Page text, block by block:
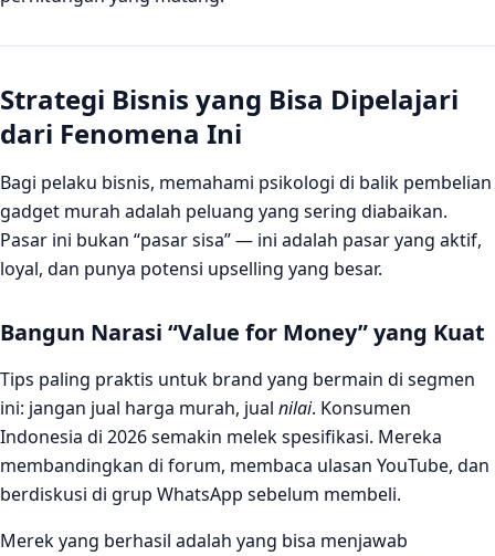
Strategi Bisnis yang Bisa Dipelajari
dari Fenomena Ini
Bagi pelaku bisnis, memahami psikologi di balik pembelian
gadget murah adalah peluang yang sering diabaikan.
Pasar ini bukan “pasar sisa” — ini adalah pasar yang aktif,
loyal, dan punya potensi upselling yang besar.
Bangun Narasi “Value for Money” yang Kuat
Tips paling praktis untuk brand yang bermain di segmen
ini: jangan jual harga murah, jual nilai. Konsumen
Indonesia di 2026 semakin melek spesifikasi. Mereka
membandingkan di forum, membaca ulasan YouTube, dan
berdiskusi di grup WhatsApp sebelum membeli.
Merek yang berhasil adalah yang bisa menjawab